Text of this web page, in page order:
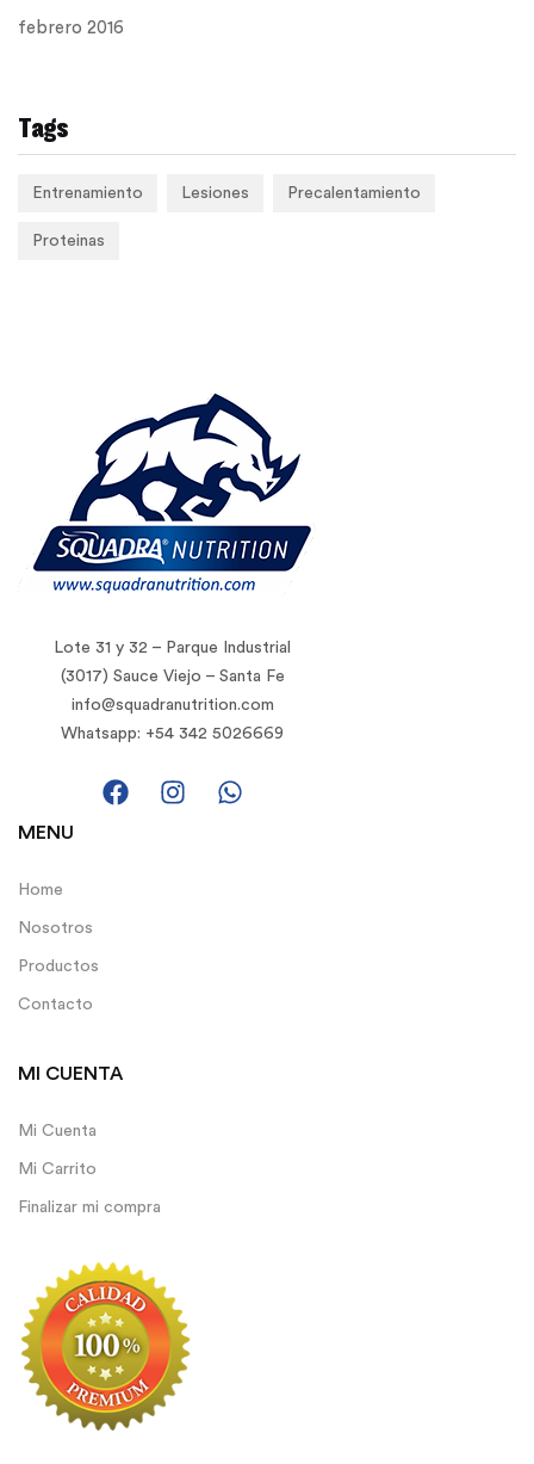
febrero 2016
Tags
Entrenamiento Lesiones Precalentamiento
Proteinas
Lote 31 y 32 – Parque Industrial
(3017) Sauce Viejo – Santa Fe
info@squadranutrition.com
Whatsapp: +54 342 5026669
MENU
Home
Nosotros
Productos
Contacto
MI CUENTA
Mi Cuenta
Mi Carrito
Finalizar mi compra